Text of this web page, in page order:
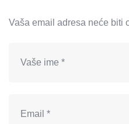
Vaša email adresa neće biti